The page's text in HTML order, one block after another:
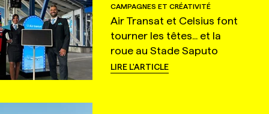
CAMPAGNES ET CRÉATIVITÉ
Air Transat et Celsius font
tourner les têtes... et la
roue au Stade Saputo
LIRE L'ARTICLE